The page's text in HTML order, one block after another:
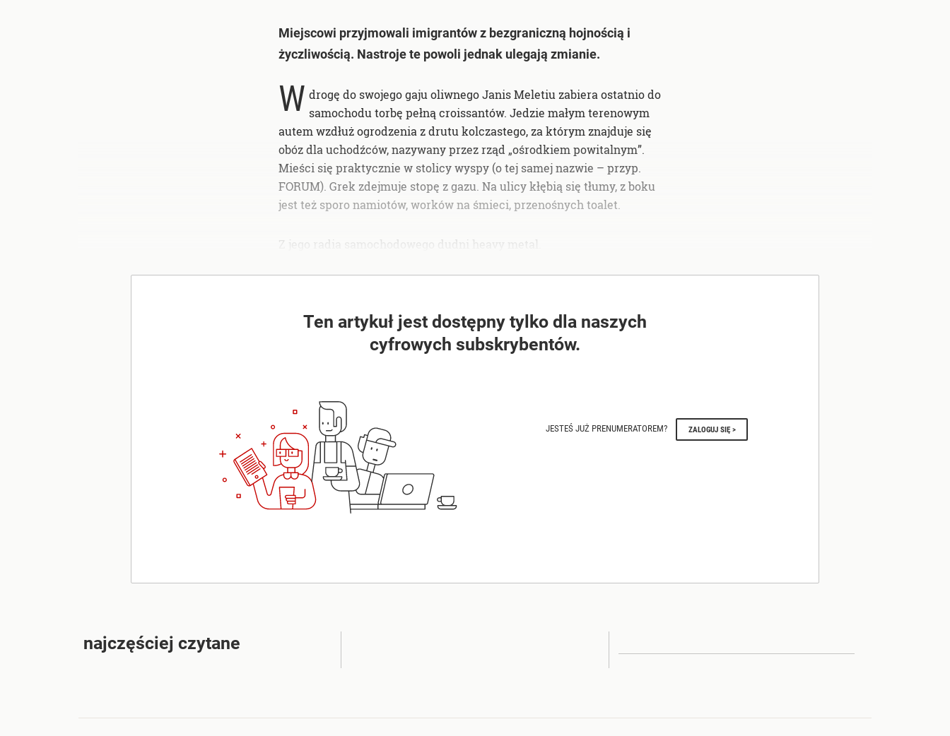
Miejscowi przyjmowali imigrantów z bezgraniczną hojnością i
życzliwością. Nastroje te powoli jednak ulegają zmianie.
W drogę do swojego gaju oliwnego Janis Meletiu zabiera ostatnio do
samochodu torbę pełną croissantów. Jedzie małym terenowym
autem wzdłuż ogrodzenia z drutu kolczastego, za którym znajduje się
obóz dla uchodźców, nazywany przez rząd „ośrodkiem powitalnym”.
Mieści się praktycznie w stolicy wyspy (o tej samej nazwie – przyp.
FORUM). Grek zdejmuje stopę z gazu. Na ulicy kłębią się tłumy, z boku
jest też sporo namiotów, worków na śmieci, przenośnych toalet.
Z jego radia samochodowego dudni heavy metal.
Ten artykuł jest dostępny tylko dla naszych
cyfrowych subskrybentów.
JESTEŚ JUŻ PRENUMERATOREM? ZALOGUJ SIĘ >
najczęściej czytane